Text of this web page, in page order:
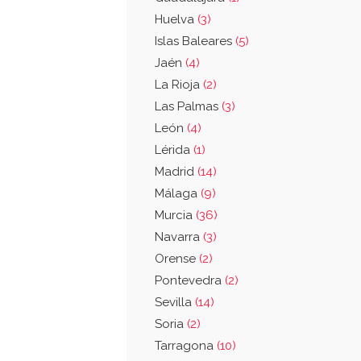
Huelva (3)
Islas Baleares (5)
Jaén (4)
La Rioja (2)
Las Palmas (3)
León (4)
Lérida (1)
Madrid (14)
Málaga (9)
Murcia (36)
Navarra (3)
Orense (2)
Pontevedra (2)
Sevilla (14)
Soria (2)
Tarragona (10)